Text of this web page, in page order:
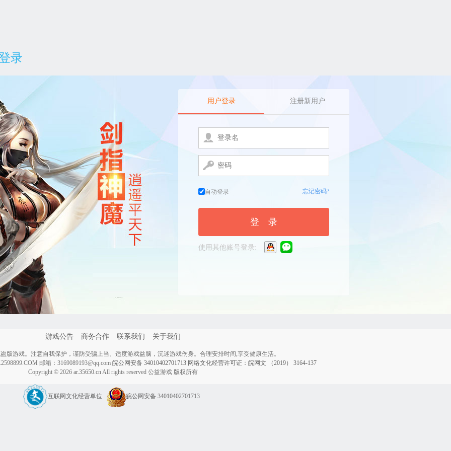
录
用户登录 注册新用户
自动登录
登 录
忘记密码?
使用其他账号登录:
游戏公告 商务合作 联系我们 关于我们
版游戏。注意自我保护，谨防受骗上当。适度游戏益脑，沉迷游戏伤身。合理安排时间,享受健康生活。
邮箱：3169089193@qq.com 皖公网安备 34010402701713 网络文化经营许可证：皖网文 （2019） 3164-137
Copyright © 2026 ar.35650.cnAll rights reserved 公益游戏 版权所有
互联网文化经营单位 皖公网安备 34010402701713